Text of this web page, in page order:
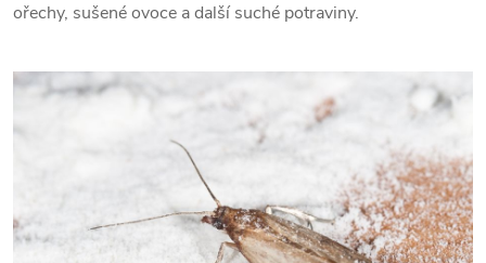
ořechy, sušené ovoce a další suché potraviny.